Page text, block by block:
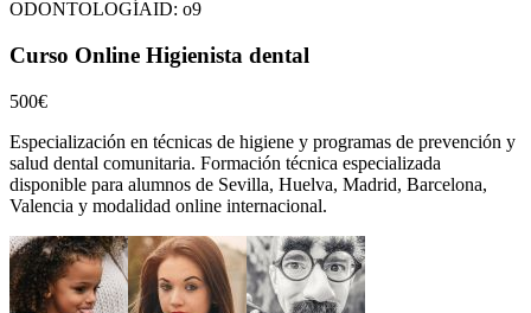
ODONTOLOGÍAID: o9
Curso Online Higienista dental
500€
Especialización en técnicas de higiene y programas de prevención y
salud dental comunitaria. Formación técnica especializada
disponible para alumnos de Sevilla, Huelva, Madrid, Barcelona,
Valencia y modalidad online internacional.